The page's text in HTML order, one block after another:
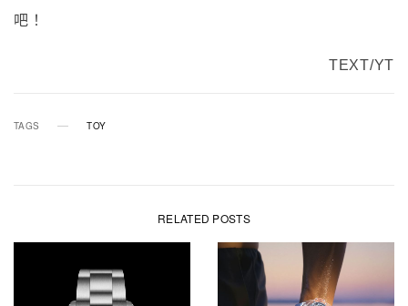
吧！
TEXT/YT
TAGS TOY
RELATED POSTS